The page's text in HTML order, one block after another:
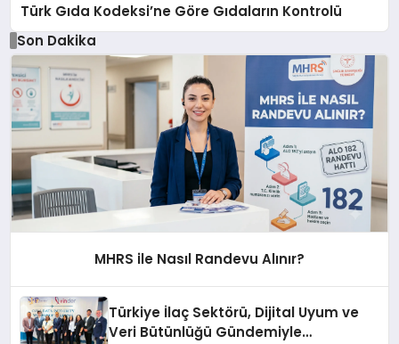
Türk Gıda Kodeksi’ne Göre Gıdaların Kontrolü
Son Dakika
MHRS ile Nasıl Randevu Alınır?
Türkiye İlaç Sektörü, Dijital Uyum ve
Veri Bütünlüğü Gündemiyle